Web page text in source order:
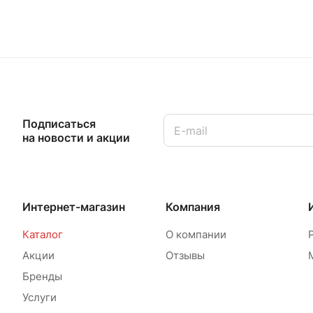
Подписаться
на новости и акции
Интернет-магазин
Каталог
Акции
Бренды
Услуги
Компания
О компании
Отзывы